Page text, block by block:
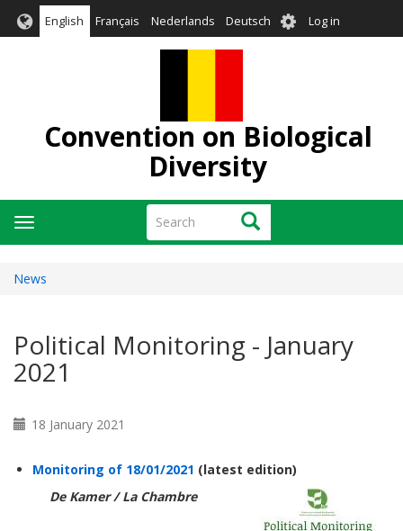
English Français Nederlands Deutsch User
account
Log in
Convention on Biological
Diversity
Search Search
Toggle
navigation
News
Political Monitoring - January
2021
18 January 2021
Monitoring of 18/01/2021 (latest edition)
De Kamer / La Chambre